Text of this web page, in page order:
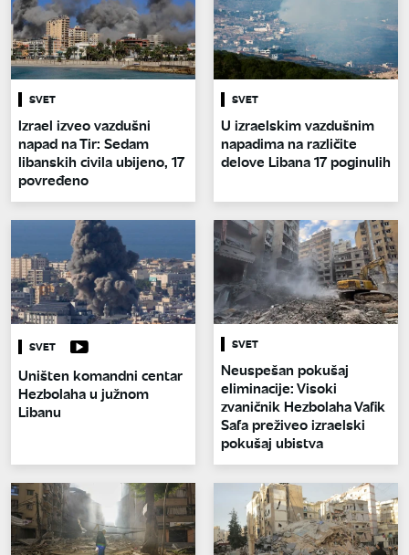
SVET
Izrael izveo vazdušni
napad na Tir: Sedam
libanskih civila ubijeno, 17
povređeno
SVET
U izraelskim vazdušnim
napadima na različite
delove Libana 17 poginulih
SVET
Uništen komandni centar
Hezbolaha u južnom
Libanu
SVET
Neuspešan pokušaj
eliminacije: Visoki
zvaničnik Hezbolaha Vafik
Safa preživeo izraelski
pokušaj ubistva